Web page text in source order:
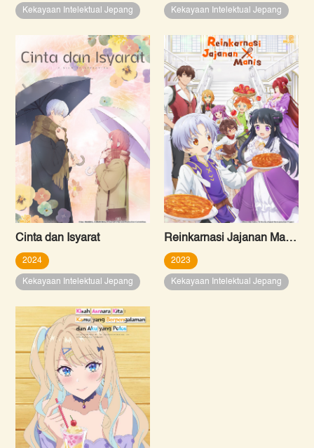
Kekayaan Intelektual Jepang Kekayaan Intelektual Jepang
Cinta dan Isyarat
2024
Kekayaan Intelektual Jepang
Reinkarnasi Jajanan Manis
2023
Kekayaan Intelektual Jepang